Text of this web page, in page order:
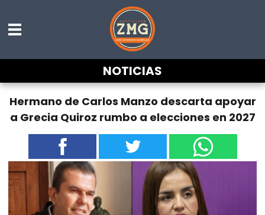
NOTICIAS
Hermano de Carlos Manzo descarta apoyar
a Grecia Quiroz rumbo a elecciones en 2027